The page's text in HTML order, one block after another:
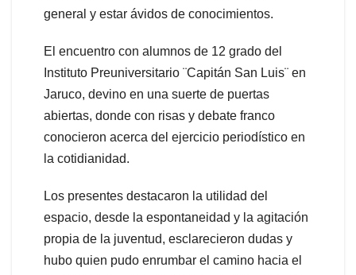
general y estar ávidos de conocimientos.
El encuentro con alumnos de 12 grado del
Instituto Preuniversitario ¨Capitán San Luis¨ en
Jaruco, devino en una suerte de puertas
abiertas, donde con risas y debate franco
conocieron acerca del ejercicio periodístico en
la cotidianidad.
Los presentes destacaron la utilidad del
espacio, desde la espontaneidad y la agitación
propia de la juventud, esclarecieron dudas y
hubo quien pudo enrumbar el camino hacia el